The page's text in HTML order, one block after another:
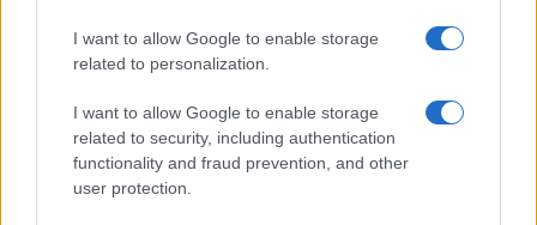
I want to allow Google to enable storage
related to personalization.
I want to allow Google to enable storage
related to security, including authentication
functionality and fraud prevention, and other
user protection.